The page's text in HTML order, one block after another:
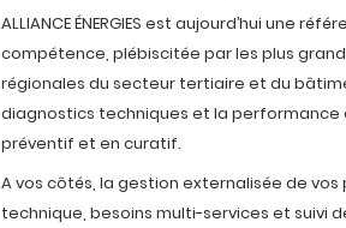
ALLIANCE ÉNERGIES est aujourd’hui une
compétence, plébiscitée par les plus
régionales du secteur tertiaire et du
diagnostics techniques et la performance
préventif et en curatif.
A vos côtés, la gestion externalisée de
technique, besoins multi-services et suivi